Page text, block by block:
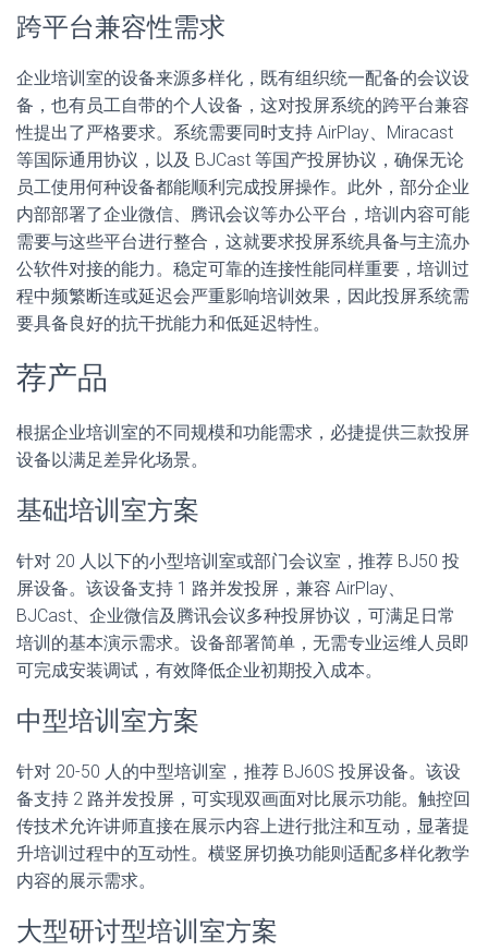
跨平台兼容性需求
企业培训室的设备来源多样化，既有组织统一配备的会议设
备，也有员工自带的个人设备，这对投屏系统的跨平台兼容
性提出了严格要求。系统需要同时支持 AirPlay、Miracast
等国际通用协议，以及 BJCast 等国产投屏协议，确保无论
员工使用何种设备都能顺利完成投屏操作。此外，部分企业
内部部署了企业微信、腾讯会议等办公平台，培训内容可能
需要与这些平台进行整合，这就要求投屏系统具备与主流办
公软件对接的能力。稳定可靠的连接性能同样重要，培训过
程中频繁断连或延迟会严重影响培训效果，因此投屏系统需
要具备良好的抗干扰能力和低延迟特性。
荐产品
根据企业培训室的不同规模和功能需求，必捷提供三款投屏
设备以满足差异化场景。
基础培训室方案
针对 20 人以下的小型培训室或部门会议室，推荐 BJ50 投
屏设备。该设备支持 1 路并发投屏，兼容 AirPlay、
BJCast、企业微信及腾讯会议多种投屏协议，可满足日常
培训的基本演示需求。设备部署简单，无需专业运维人员即
可完成安装调试，有效降低企业初期投入成本。
中型培训室方案
针对 20-50 人的中型培训室，推荐 BJ60S 投屏设备。该设
备支持 2 路并发投屏，可实现双画面对比展示功能。触控回
传技术允许讲师直接在展示内容上进行批注和互动，显著提
升培训过程中的互动性。横竖屏切换功能则适配多样化教学
内容的展示需求。
大型研讨型培训室方案